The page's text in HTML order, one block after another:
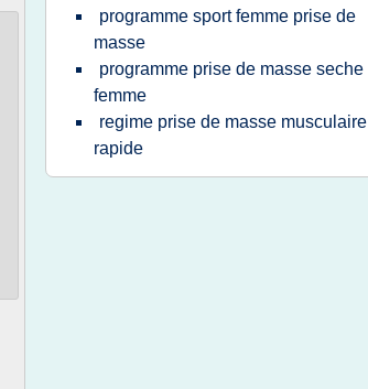
programme sport femme prise de
masse
programme prise de masse seche
femme
regime prise de masse musculaire
rapide